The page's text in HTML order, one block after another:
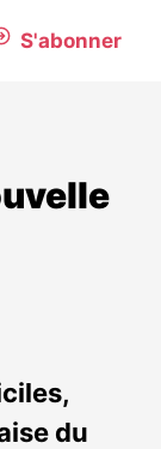
S'abonner
du